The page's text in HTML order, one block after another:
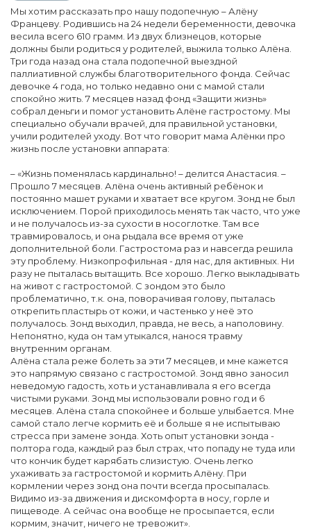
Мы хотим рассказать про нашу подопечную – Алёну
Францеву. Родившись на 24 недели беременности, девочка
весила всего 610 грамм. Из двух близнецов, которые
должны были родиться у родителей, выжила только Алёна.
Три года назад она стала подопечной выездной
паллиативной службы благотворительного фонда. Сейчас
девочке 4 года, но только недавно они с мамой стали
спокойно жить. 7 месяцев назад фонд «Защити жизнь»
собрал деньги и помог установить Алёне гастростому. Мы
специально обучали врачей, для правильной установки,
учили родителей уходу. Вот что говорит мама Алёнки про
жизнь после установки аппарата:
– «Жизнь поменялась кардинально! – делится Анастасия. –
Прошло 7 месяцев. Алёна очень активный ребёнок и
постоянно машет руками и хватает все кругом. Зонд не был
исключением. Порой приходилось менять так часто, что уже
и не получалось из-за сухости в носоглотке. Там все
травмировалось, и она рыдала все время от уже
дополнительной боли. Гастростома раз и навсегда решила
эту проблему. Низкопрофильная - для нас, для активных. Ни
разу не пыталась вытащить. Все хорошо. Легко выкладывать
на живот с гастростомой. С зондом это было
проблематично, т.к. она, поворачивая голову, пыталась
открепить пластырь от кожи, и частенько у неё это
получалось. Зонд выходил, правда, не весь, а наполовину.
Непонятно, куда он там утыкался, нанося травму
внутренним органам.
Алёна стала реже болеть за эти 7 месяцев, и мне кажется
это напрямую связано с гастростомой. Зонд явно заносил
неведомую гадость, хоть и устанавливала я его всегда
чистыми руками. Зонд мы использовали ровно год и 6
месяцев. Алёна стала спокойнее и больше улыбается. Мне
самой стало легче кормить её и больше я не испытываю
стресса при замене зонда. Хоть опыт установки зонда -
полтора года, каждый раз был страх, что попаду не туда или
что кончик будет карябать слизистую. Очень легко
ухаживать за гастростомой и кормить Алёну. При
кормлении через зонд она почти всегда просыпалась.
Видимо из-за движения и дискомфорта в носу, горле и
пищеводе. А сейчас она вообще не просыпается, если
кормим, значит, ничего не тревожит».